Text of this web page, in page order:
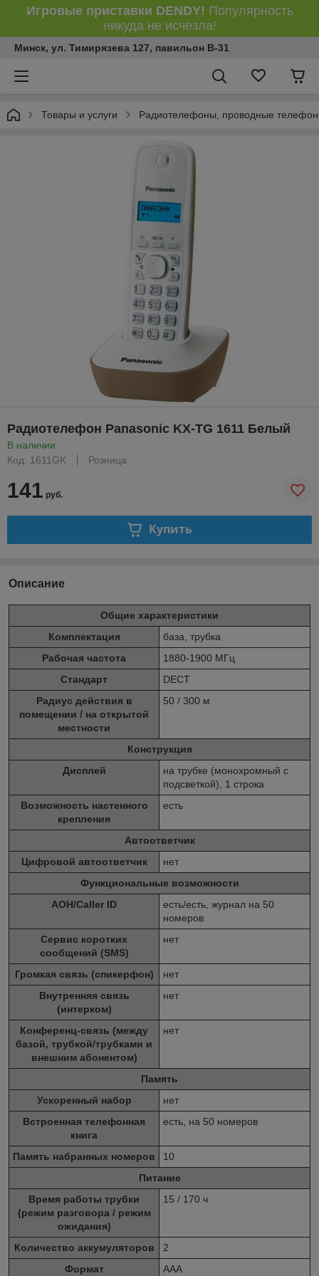
Игровые приставки DENDY! Популярность
никуда не исчезла!
Минск, ул. Тимирязева 127, павильон В-31
Товары и услуги Радиотелефоны, проводные
Радиотелефон Panasonic KX-TG 1611 Белый
В наличии
Код: 1611GK
Розница
141 руб.
Купить
Описание
Общие характеристики
Комплектация
база, трубка
Рабочая частота
1880-1900 МГц
Стандарт
DECT
Радиус действия в
помещении / на открытой
местности
50 / 300 м
Конструкция
Дисплей
на трубке (монохромный с
подсветкой), 1 строка
Возможность настенного
крепления
есть
Автоответчик
Цифровой автоответчик
нет
Функциональные возможности
АОН/Caller ID
есть/есть, журнал на 50
номеров
Сервис коротких
сообщений (SMS)
нет
Громкая связь (спикерфон)
нет
Внутренняя связь
(интерком)
нет
Конференц-связь (между
базой, трубкой/трубками и
внешним абонентом)
нет
Память
Ускоренный набор
нет
Встроенная телефонная
книга
есть, на 50 номеров
Память набранных номеров
10
Питание
Время работы трубки
(режим разговора / режим
ожидания)
15 / 170 ч
Количество аккумуляторов
2
Формат
AAA